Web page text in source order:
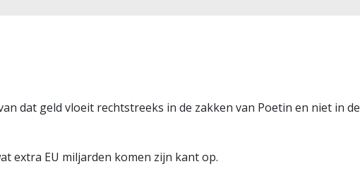
dat geld vloeit rechtstreeks in de zakken van Poetin en niet in de
extra EU miljarden komen zijn kant op.